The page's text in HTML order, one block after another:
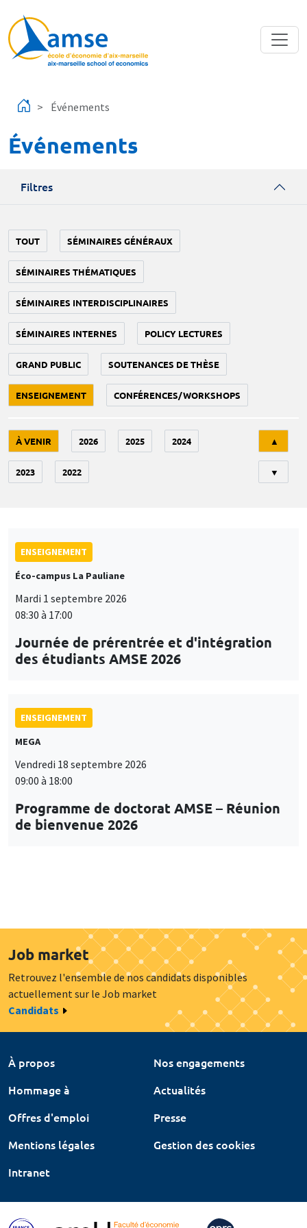
Événements
Événements
Filtres
TOUT SÉMINAIRES GÉNÉRAUX
SÉMINAIRES THÉMATIQUES
SÉMINAIRES INTERDISCIPLINAIRES
SÉMINAIRES INTERNES POLICY LECTURES
GRAND PUBLIC SOUTENANCES DE THÈSE
ENSEIGNEMENT CONFÉRENCES/WORKSHOPS
À VENIR 2026 2025 2024
2023 2022
▲
▼
ENSEIGNEMENT
Éco-campus La Pauliane
Mardi 1 septembre 2026
08:30 à 17:00
Journée de prérentrée et d'intégration
des étudiants AMSE 2026
ENSEIGNEMENT
MEGA
Vendredi 18 septembre 2026
09:00 à 18:00
Programme de doctorat AMSE – Réunion
de bienvenue 2026
Job market
Retrouvez l'ensemble de nos candidats disponibles
actuellement sur le Job market
Candidats
À propos
Nos engagements
Hommage à
Actualités
Offres d'emploi
Presse
Mentions légales
Gestion des cookies
Intranet